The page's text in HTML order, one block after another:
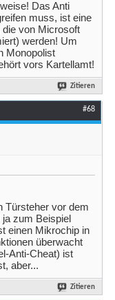
Das Anti
muss, ist eine
die von Microsoft
werden! Um
Monopolist
vors Kartellamt!
Zitieren
#68
Türsteher vor dem
zum Beispiel
einen Mikrochip in
überwacht
Anti-Cheat) ist
aber...
Zitieren